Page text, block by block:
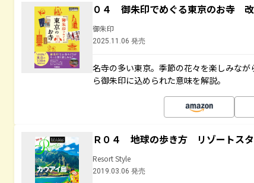
０４ 御朱印でめぐる東京のお寺
御朱印
2025.11.06 発売
名寺の多い東京。季節の花々を楽しみな
ら御朱印に込められた意味を解説。
Ｒ０４ 地球の歩き方 リゾートス
Resort Style
2019.03.06 発売